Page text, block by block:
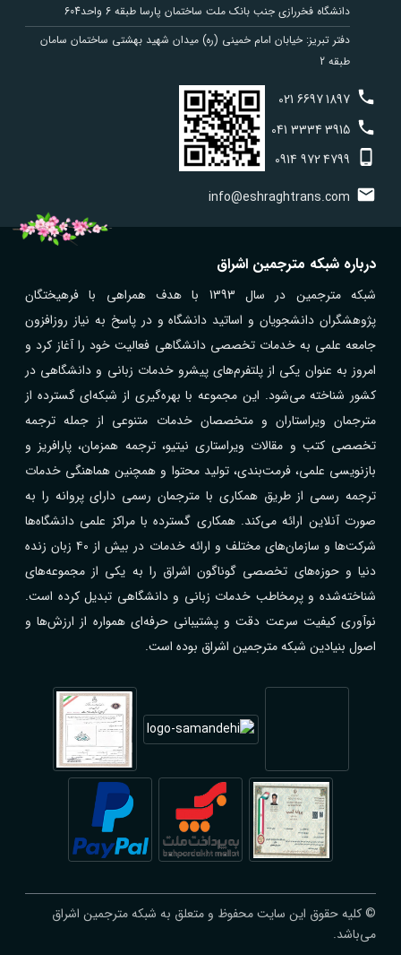
دانشگاه فخررازی جنب بانک ملت ساختمان پارسا طبقه 6 واحد604
دفتر تبریز: خیابان امام خمینی (ره) میدان شهید بهشتی ساختمان سامان
طبقه 2
021 66971897
041 33343915
0914 9724799
info@eshraghtrans.com
درباره شبکه مترجمین اشراق
شبکه مترجمین در سال 1393 با هدف همراهی با فرهیختگان
پژوهشگران دانشجویان و اساتید دانشگاه و در پاسخ به نیاز روزافزون
جامعه علمی به خدمات تخصصی دانشگاهی فعالیت خود را آغاز کرد و
امروز به عنوان یکی از پلتفرم‌های پیشرو خدمات زبانی و دانشگاهی در
کشور شناخته می‌شود. این مجموعه با بهره‌گیری از شبکه‌ای گسترده از
مترجمان ویراستاران و متخصصان خدمات متنوعی از جمله ترجمه
تخصصی کتب و مقالات ویراستاری نیتیو، ترجمه همزمان، پارافریز و
بازنویسی علمی، فرمت‌بندی، تولید محتوا و همچنین هماهنگی خدمات
ترجمه رسمی از طریق همکاری با مترجمان رسمی دارای پروانه را به
صورت آنلاین ارائه می‌کند. همکاری گسترده با مراکز علمی دانشگاه‌ها
شرکت‌ها و سازمان‌های مختلف و ارائه خدمات در بیش از ۴۰ زبان زنده
دنیا و حوزه‌های تخصصی گوناگون اشراق را به یکی از مجموعه‌های
شناخته‌شده و پرمخاطب خدمات زبانی و دانشگاهی تبدیل کرده است.
نوآوری کیفیت سرعت دقت و پشتیبانی حرفه‌ای همواره از ارزش‌ها و
اصول بنیادین شبکه مترجمین اشراق بوده است.
© کلیه حقوق این سایت محفوظ و متعلق به شبکه مترجمین اشراق
می‌باشد.